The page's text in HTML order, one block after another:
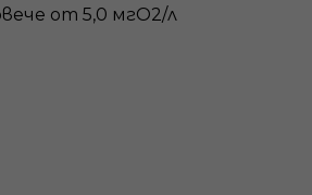
от 5,0 мгO2/л